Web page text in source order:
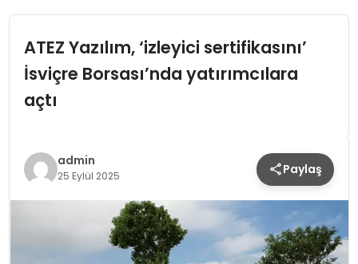
GÜNDEM
MAGAZIN
SIYASET
SPOR
TEKNOLOJI
ATEZ Yazılım, ‘izleyici sertifikasını’
İsviçre Borsası’nda yatırımcılara
açtı
admin
25 Eylül 2025 Paylaş